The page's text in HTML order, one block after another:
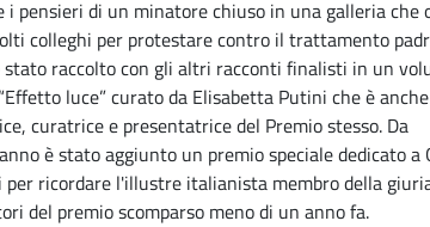
i pensieri di un minatore chiuso in una galleria che
colleghi per protestare contro il trattamento
stato raccolto con gli altri racconti finalisti in un
luce” curato da Elisabetta Putini che è anche
curatrice e presentatrice del Premio stesso. Da
è stato aggiunto un premio speciale dedicato a
per ricordare l'illustre italianista membro della
del premio scomparso meno di un anno fa.